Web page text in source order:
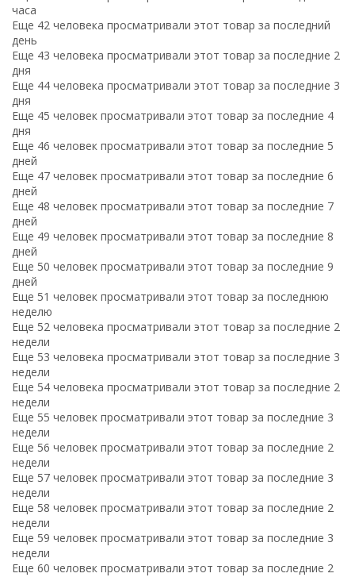
часа
Еще 42 человека просматривали этот товар за последний
день
Еще 43 человека просматривали этот товар за последние 2
дня
Еще 44 человека просматривали этот товар за последние 3
дня
Еще 45 человек просматривали этот товар за последние 4
дня
Еще 46 человек просматривали этот товар за последние 5
дней
Еще 47 человек просматривали этот товар за последние 6
дней
Еще 48 человек просматривали этот товар за последние 7
дней
Еще 49 человек просматривали этот товар за последние 8
дней
Еще 50 человек просматривали этот товар за последние 9
дней
Еще 51 человек просматривали этот товар за последнюю
неделю
Еще 52 человека просматривали этот товар за последние 2
недели
Еще 53 человека просматривали этот товар за последние 3
недели
Еще 54 человека просматривали этот товар за последние 2
недели
Еще 55 человек просматривали этот товар за последние 3
недели
Еще 56 человек просматривали этот товар за последние 2
недели
Еще 57 человек просматривали этот товар за последние 3
недели
Еще 58 человек просматривали этот товар за последние 2
недели
Еще 59 человек просматривали этот товар за последние 3
недели
Еще 60 человек просматривали этот товар за последние 2